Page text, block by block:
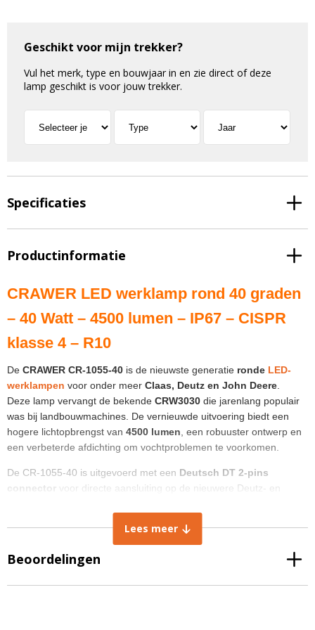
Geschikt voor mijn trekker?
Vul het merk, type en bouwjaar in en zie direct of deze
lamp geschikt is voor jouw trekker.
Specificaties
Productinformatie
CRAWER LED werklamp rond 40 graden
– 40 Watt – 4500 lumen – IP67 – CISPR
klasse 4 – R10
De CRAWER CR-1055-40 is de nieuwste generatie ronde LED-
werklampen voor onder meer Claas, Deutz en John Deere
Deze lamp vervangt de bekende CRW3030 die jarenlang populair
was bij landbouwmachines. De vernieuwde uitvoering biedt een
hogere lichtopbrengst van 4500 lumen , een robuuster ontwerp en
een verbeterde afdichting om vochtproblemen te voorkomen.
De CR-1055-40 is uitgevoerd met een Deutsch DT 2-pins
connector voor directe aansluiting op de nieuwere Deutz- en
Dankzij de aangepaste beugelmaat past de lamp ook op de
, waarbij de originele halogeenonderdelen
hergebruikt kunnen worden voor montage.
Lees meer
Beoordelingen